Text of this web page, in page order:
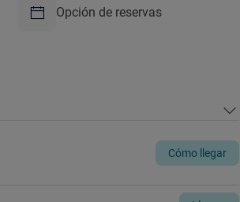
Opción de reservas
Cómo llegar